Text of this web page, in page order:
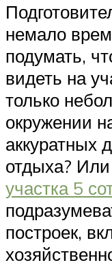
немало
подумать,
видеть на
только
окружении
аккуратных
отдыха?
участка 5
построек,